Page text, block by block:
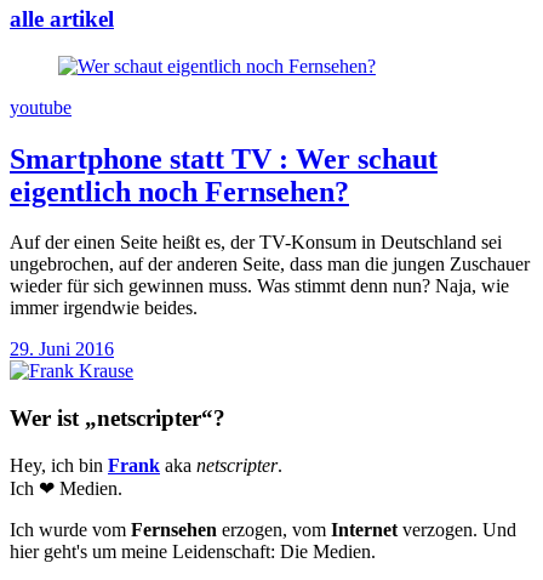
alle artikel
youtube
Smartphone statt TV : Wer schaut
eigentlich noch Fernsehen?
Auf der einen Seite heißt es, der TV-Konsum in Deutschland sei
ungebrochen, auf der anderen Seite, dass man die jungen Zuschauer
wieder für sich gewinnen muss. Was stimmt denn nun? Naja, wie
immer irgendwie beides.
29. Juni 2016
Wer ist „netscripter“?
Hey, ich bin Frank aka netscripter.
Ich ❤ Medien.
Ich wurde vom Fernsehen erzogen, vom Internet verzogen. Und
hier geht's um meine Leidenschaft: Die Medien.